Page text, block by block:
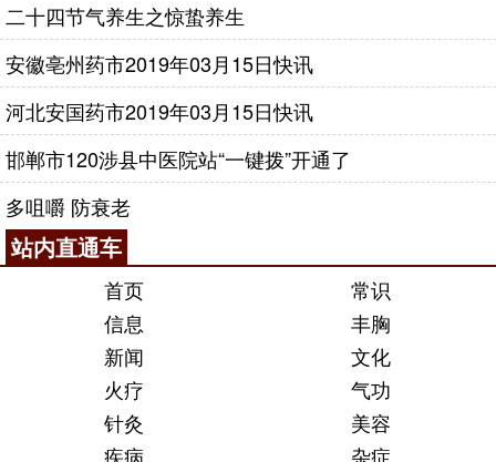
二十四节气养生之惊蛰养生
安徽亳州药市2019年03月15日快讯
河北安国药市2019年03月15日快讯
邯郸市120涉县中医院站“一键拨”开通了
多咀嚼 防衰老
站内直通车
首页
常识
信息
丰胸
新闻
文化
火疗
气功
针灸
美容
疾病
杂症